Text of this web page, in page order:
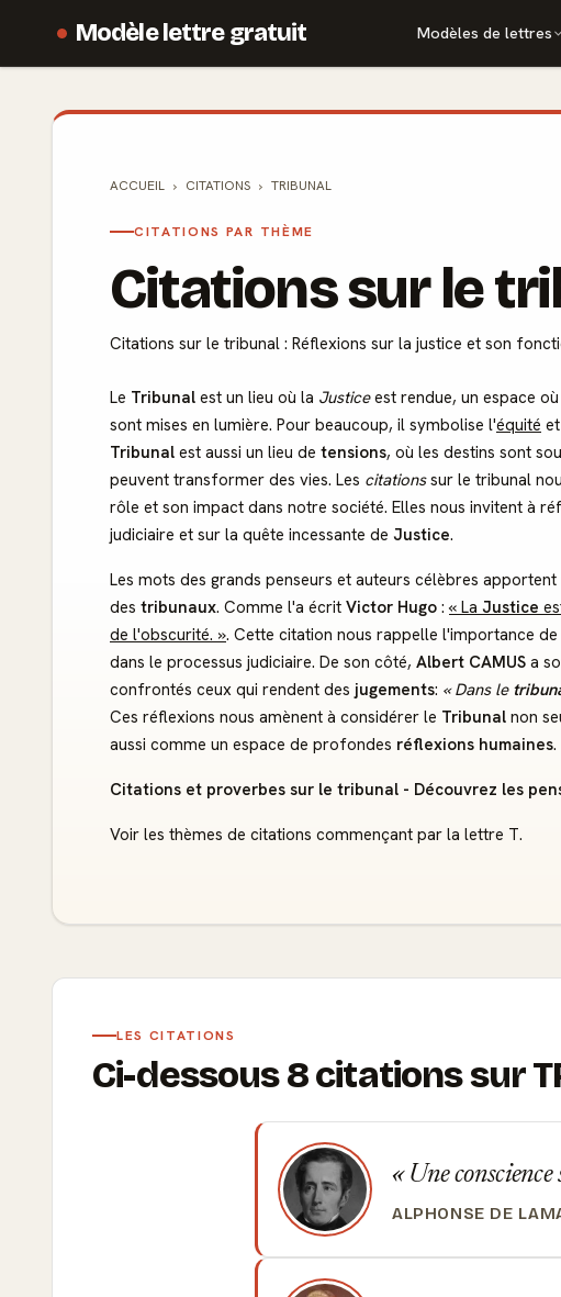
Modèle lettre gratuit Modèles de lettres
ACCUEIL CITATIONS TRIBUNAL
CITATIONS PAR THÈME
Citations sur le
Citations sur le tribunal : Réflexions sur la justice et son
Le Tribunal est un lieu où la Justiceest rendue, un espace
sont mises en lumière. Pour beaucoup, il symbolise l'équité
Tribunal est aussi un lieu de tensions, où les destins sont
peuvent transformer des vies. Les citationssur le tribunal
rôle et son impact dans notre société. Elles nous invitent à
judiciaire et sur la quête incessante de Justice.
Les mots des grands penseurs et auteurs célèbres
des tribunaux. Comme l'a écrit Victor Hugo :« La Justice
de l'obscurité. ». Cette citation nous rappelle l'importance
dans le processus judiciaire. De son côté, Albert CAMUS a
confrontés ceux qui rendent des jugements: « Dans le
Ces réflexions nous amènent à considérer le Tribunal non
aussi comme un espace de profondes réflexions humaines.
Citations et proverbes sur le tribunal - Découvrez les
Voir les thèmes de citations commençant par la lettre T.
LES CITATIONS
Ci-dessous 8 citations sur
Une conscience
ALPHONSE DE